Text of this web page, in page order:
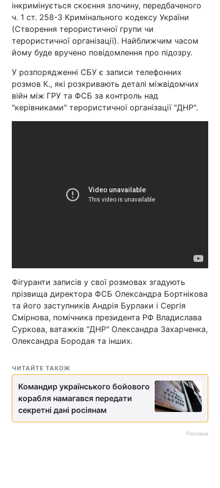
інкримінується скоєння злочину, передбаченого
ч. 1 ст. 258-3 Кримінального кодексу України
(Створення терористичної групи чи
терористичної організації). Найближчим часом
йому буде вручено повідомлення про підозру.
У розпорядженні СБУ є записи телефонних
розмов К., які розкривають деталі міжвідомчих
війн між ГРУ та ФСБ за контроль над
"керівниками" терористичної організації "ДНР".
Фігуранти записів у свої розмовах згадують
прізвища директора ФСБ Олександра Бортнікова
та його заступників Андрія Бурлаки і Сергія
Смірнова, помічника президента РФ Владислава
Суркова, ватажків "ДНР" Олександра Захарченка,
Олександра Бородая та інших.
ЧИТАЙТЕ ТАКОЖ
Командир українського бойового
корабля намагався передати
секретні дані росіянам
Реклама